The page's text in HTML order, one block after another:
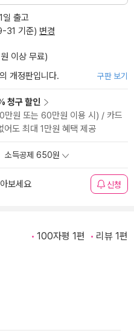
일 출고
31 기준) 변경
이상 무료)
개정판입니다. 구판 보기
청구 할인
만원 또는 60만원 이용 시) / 카드
어도 최대 1만원 혜택 제공
소득공제 650원
보세요 신청
100자평 1편 리뷰 1편